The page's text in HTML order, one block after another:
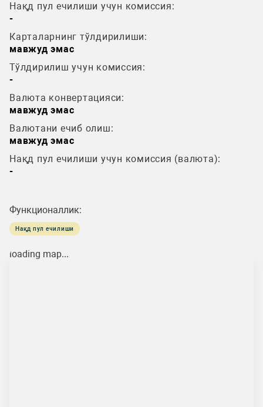
Нақд пул ечилиши учун комиссия:
-
Карталарнинг тўлдирилиши:
мавжуд эмас
Тўлдирилиш учун комиссия:
-
Валюта конвертацияси:
мавжуд эмас
Валютани ечиб олиш:
мавжуд эмас
Нақд пул ечилиши учун комиссия (валюта):
-
Функционаллик:
Нақд пул ечилиши
loading map...